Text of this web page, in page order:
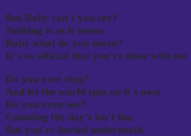
But Baby can´t you see?
Nothing is as it seems
Baby what do you mean?
It´s so official that you´re done with me
Do you ever stop?
And let the world spin on it´s own
Do you even see?
Counting the day’s isn´t fun.
But you´re buried underneath